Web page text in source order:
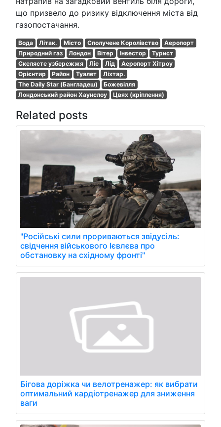
що призвело до ризику відключення міста від
газопостачання.
Вода Літак. Місто Сполучене Королівство
Аеропорт
Природний газ
Лондон Вітер Інвестор
Турист
Скелясте узбережжя
Ліс Лід
Аеропорт Хітроу
Орієнтир
Район Туалет
Ліхтар.
The Daily Star (Бангладеш)
Божевілля
Лондонський район Хаунслоу
Цвях (кріплення)
Related posts
"Російські сили прориваються звідусіль:
свідчення військового Ієвлєва про
обстановку на східному фронті"
Бігова доріжка чи велотренажер: як вибрати
оптимальний кардіотренажер для зниження
ваги